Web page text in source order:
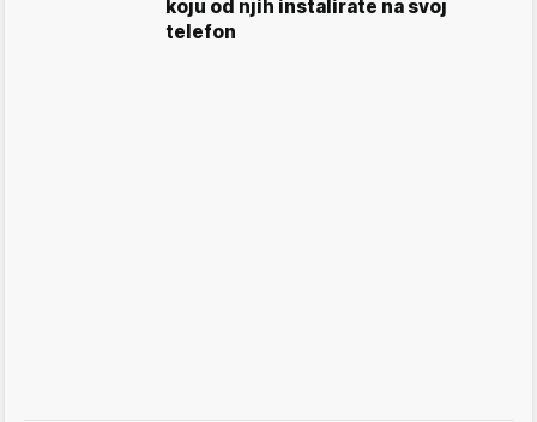
koju od njih instalirate na svoj
telefon